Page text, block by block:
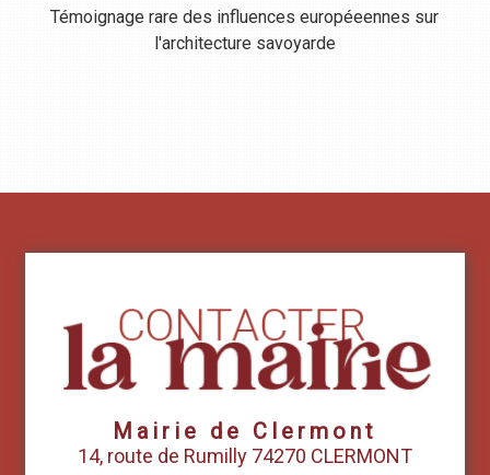
Témoignage rare des influences européeennes sur
l'architecture savoyarde
Mairie de Clermont
14, route de Rumilly 74270 CLERMONT